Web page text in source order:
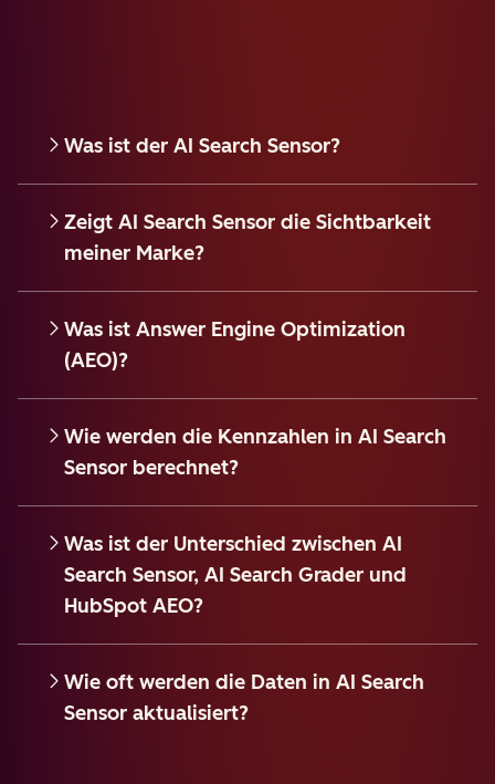
Was ist der AI Search Sensor?
Zeigt AI Search Sensor die Sichtbarkeit
meiner Marke?
Was ist Answer Engine Optimization
(AEO)?
Wie werden die Kennzahlen in AI Search
Sensor berechnet?
Was ist der Unterschied zwischen AI
Search Sensor, AI Search Grader und
HubSpot AEO?
Wie oft werden die Daten in AI Search
Sensor aktualisiert?